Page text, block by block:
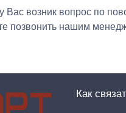
Вас возник вопрос по
позвонить нашим
Как